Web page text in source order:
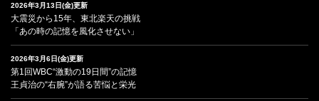
2026年3月13日(金)更新
大震災から15年、東北楽天の挑戦
「あの時の記憶を風化させない」
2026年3月6日(金)更新
第1回WBC“激動の19日間”の記憶
王貞治の“右腕”が語る苦悩と栄光